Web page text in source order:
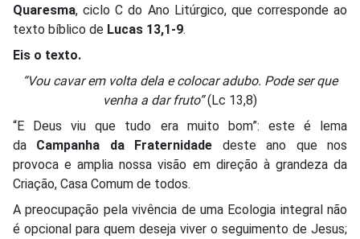
Quaresma, ciclo C do Ano Litúrgico, que corresponde ao
texto bíblico de Lucas 13,1-9.
Eis o texto.
“Vou cavar em volta dela e colocar adubo. Pode ser que
venha a dar fruto”(Lc 13,8)
“E Deus viu que tudo era muito bom”: este é lema
da Campanha da Fraternidade deste ano que nos
provoca e amplia nossa visão em direção à grandeza da
Criação, Casa Comum de todos.
A preocupação pela vivência de uma Ecologia integral não
é opcional para quem deseja viver o seguimento de Jesus;